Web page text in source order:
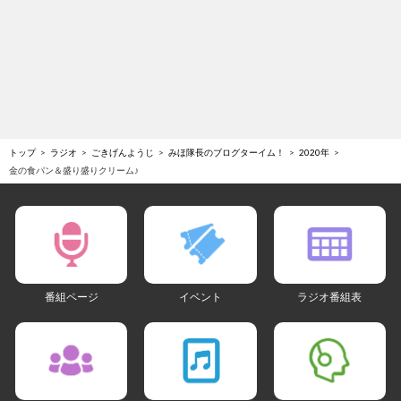
トップ ラジオ ごきげんようじ みほ隊長のブログターイム！
2020年
金の食パン＆盛り盛りクリーム♪
番組ページ イベント ラジオ番組表